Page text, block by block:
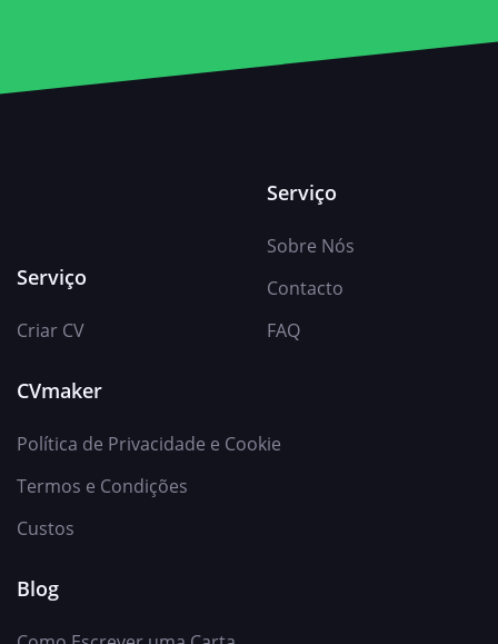
Serviço
Criar CV
Serviço
Sobre Nós
Contacto
FAQ
CVmaker
Política de Privacidade e Cookie
Termos e Condições
Custos
Blog